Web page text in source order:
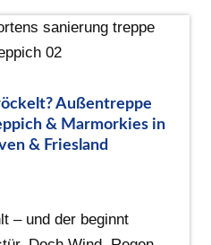
Außentreppe
& Marmorkies in
& Friesland
– und der beginnt